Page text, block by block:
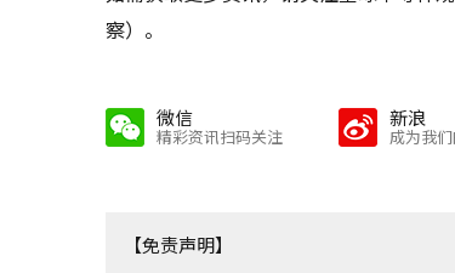
察）。
微信
精彩资讯扫码关注
新浪
成为我
【免责声明】